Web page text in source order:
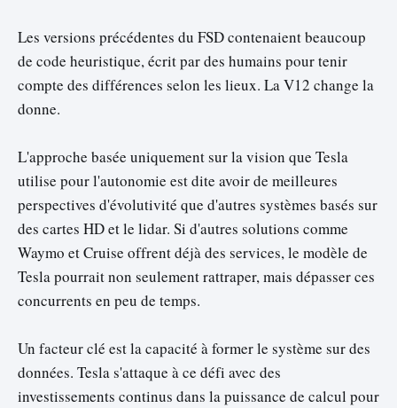
Les versions précédentes du FSD contenaient beaucoup
de code heuristique, écrit par des humains pour tenir
compte des différences selon les lieux. La V12 change la
donne.
L'approche basée uniquement sur la vision que Tesla
utilise pour l'autonomie est dite avoir de meilleures
perspectives d'évolutivité que d'autres systèmes basés sur
des cartes HD et le lidar. Si d'autres solutions comme
Waymo et Cruise offrent déjà des services, le modèle de
Tesla pourrait non seulement rattraper, mais dépasser ces
concurrents en peu de temps.
Un facteur clé est la capacité à former le système sur des
données. Tesla s'attaque à ce défi avec des
investissements continus dans la puissance de calcul pour